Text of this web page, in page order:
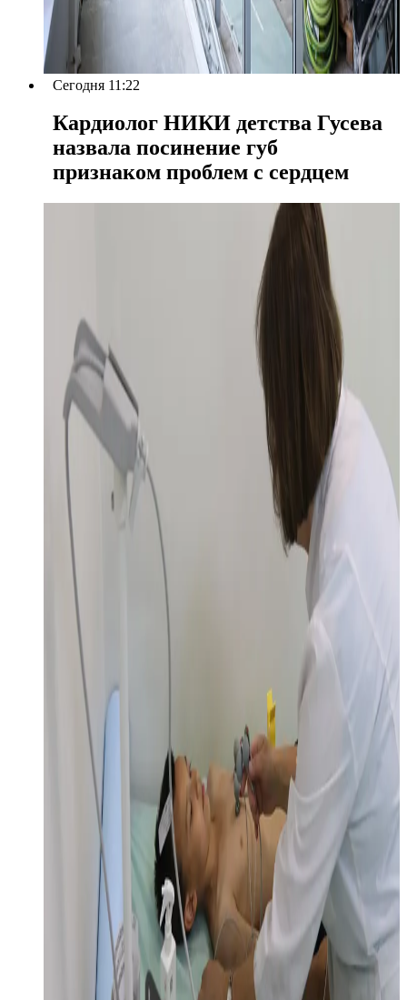
Сегодня 11:22
Кардиолог НИКИ детства Гусева
назвала посинение губ
признаком проблем с сердцем